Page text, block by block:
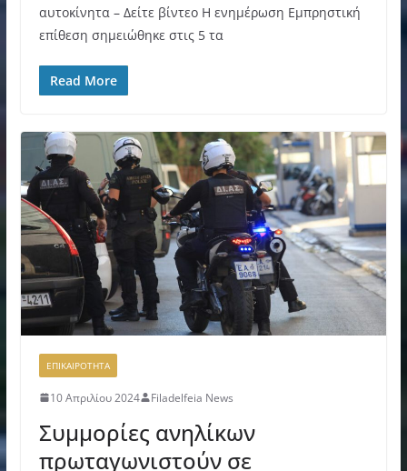
αυτοκίνητα – Δείτε βίντεο Η ενημέρωση Εμπρηστική
επίθεση σημειώθηκε στις 5 τα
Read More
ΕΠΙΚΑΙΡΟΤΗΤΑ
10 Απριλίου 2024 Filadelfeia News
Συμμορίες ανηλίκων
πρωταγωνιστούν σε